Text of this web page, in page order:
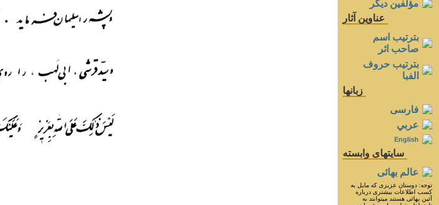
مؤلفين ديگر
عناوين آثار
بترتيب اسم
صاحب اثر
بترتيب حروف
الفبا
زبانها
فارسی
عربي
English
سايتهای وابسته
عالم بهائی
توجه: دوستان عزيزى كه مايل به
كسب اطلاعات بيشترى درباره
آئين بهائى هستند ميتوانند به